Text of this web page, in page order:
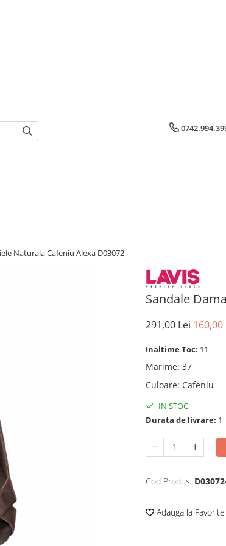
Naturala Cafeniu Alexa D03072
Sandale
291,00 Lei 160,00
Inaltime Toc: 11
Marime: 37
Culoare: Cafeniu
IN STOC
Durata de livrare: 1
Cod Produs:
Adauga la Favorite